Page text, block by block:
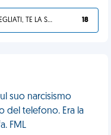
SVEGLIATI, TE LA SEI CERCATA! 18
suo narcisismo
del telefono. Era la
FML